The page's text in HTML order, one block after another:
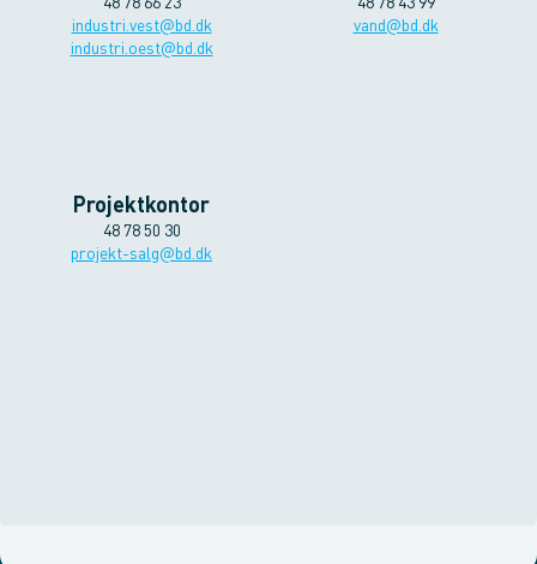
48 78 66 23
industri.vest@bd.dk
industri.oest@bd.dk
48 78 43 99
vand@bd.dk
Projektkontor
48 78 50 30
projekt-salg@bd.dk